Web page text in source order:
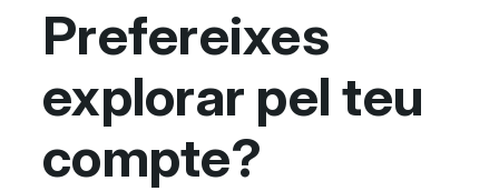
Prefereixes
explorar pel teu
compte?